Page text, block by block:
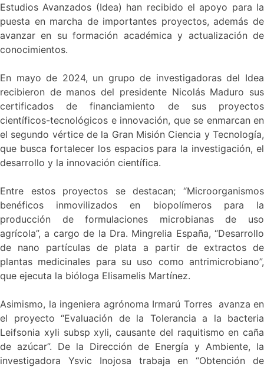
Estudios Avanzados (Idea) han recibido el apoyo para la
puesta en marcha de importantes proyectos, además de
avanzar en su formación académica y actualización de
conocimientos.
En mayo de 2024, un grupo de investigadoras del Idea
recibieron de manos del presidente Nicolás Maduro sus
certificados de financiamiento de sus proyectos
científicos-tecnológicos e innovación, que se enmarcan en
el segundo vértice de la Gran Misión Ciencia y Tecnología,
que busca fortalecer los espacios para la investigación, el
desarrollo y la innovación científica.
Entre estos proyectos se destacan; “Microorganismos
benéficos inmovilizados en biopolímeros para la
producción de formulaciones microbianas de uso
agrícola”, a cargo de la Dra. Mingrelia España, “Desarrollo
de nano partículas de plata a partir de extractos de
plantas medicinales para su uso como antrimicrobiano”,
que ejecuta la bióloga Elisamelis Martínez.
Asimismo, la ingeniera agrónoma Irmarú Torres avanza en
el proyecto “Evaluación de la Tolerancia a la bacteria
Leifsonia xyli subsp xyli, causante del raquitismo en caña
de azúcar”. De la Dirección de Energía y Ambiente, la
investigadora Ysvic Inojosa trabaja en “Obtención de